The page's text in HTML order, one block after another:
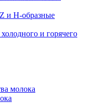
и H-образные
и горячего
молока